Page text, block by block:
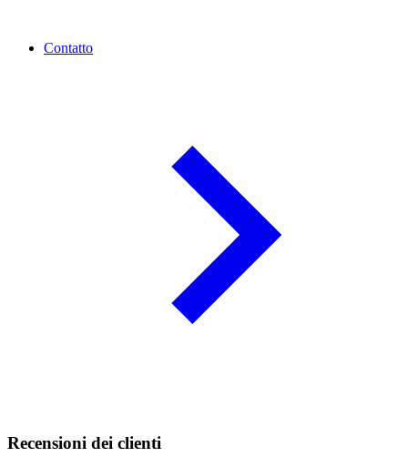
Contatto
Recensioni dei clienti